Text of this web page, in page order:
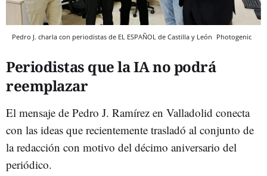
Pedro J. charla con periodistas de EL ESPAÑOL de Castilla y León Photogenic
Periodistas que la IA no podrá
reemplazar
El mensaje de Pedro J. Ramírez en Valladolid conecta
con las ideas que recientemente trasladó al conjunto de
la redacción con motivo del décimo aniversario del
periódico.